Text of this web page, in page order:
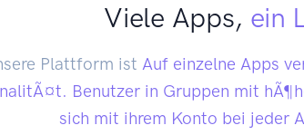
Viele Apps, ein
Plattform ist Auf einzelne Apps
Benutzer in Gruppen mit
sich mit ihrem Konto bei jeder